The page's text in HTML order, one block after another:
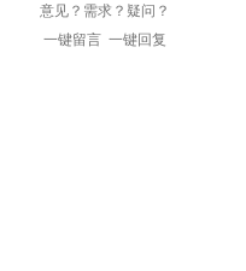
意见？需求？疑问？
一键留言 一键回复